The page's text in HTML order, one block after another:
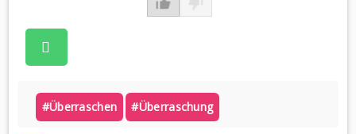
#überraschen #überraschung